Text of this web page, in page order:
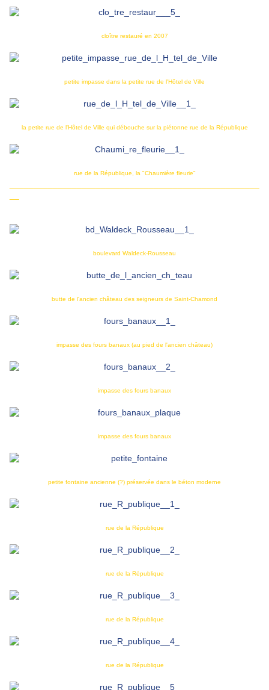
cloître restauré en 2007
petite impasse dans la petite rue de l'Hôtel de Ville
la petite rue de l'Hôtel de Ville qui débouche sur la piétonne rue de la République
rue de la République, la "Chaumière fleurie"
boulevard Waldeck-Rousseau
butte de l'ancien château des seigneurs de Saint-Chamond
impasse des fours banaux (au pied de l'ancien château)
impasse des fours banaux
impasse des fours banaux
petite fontaine ancienne (?) préservée dans le béton moderne
rue de la République
rue de la République
rue de la République
rue de la République